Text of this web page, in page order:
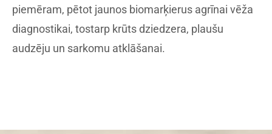
piemēram, pētot jaunos biomarķierus agrīnai vēža
diagnostikai, tostarp krūts dziedzera, plaušu
audzēju un sarkomu atklāšanai.